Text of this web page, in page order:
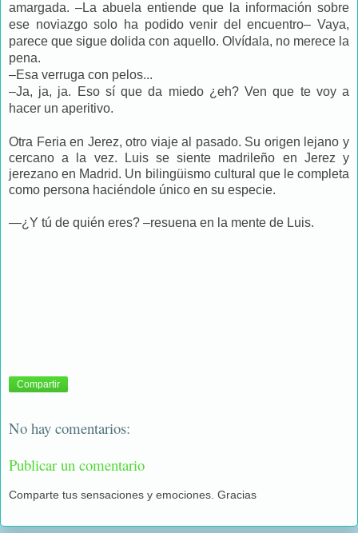
amargada. –La abuela entiende que la información sobre
ese noviazgo solo ha podido venir del encuentro– Vaya,
parece que sigue dolida con aquello. Olvídala, no merece la
pena.
–Esa verruga con pelos...
–Ja, ja, ja. Eso sí que da miedo ¿eh? Ven que te voy a
hacer un aperitivo.
Otra Feria en Jerez, otro viaje al pasado. Su origen lejano y
cercano a la vez. Luis se siente madrileño en Jerez y
jerezano en Madrid. Un bilingüismo cultural que le completa
como persona haciéndole único en su especie.
—¿Y tú de quién eres? –resuena en la mente de Luis.
Compartir
No hay comentarios:
Publicar un comentario
Comparte tus sensaciones y emociones. Gracias